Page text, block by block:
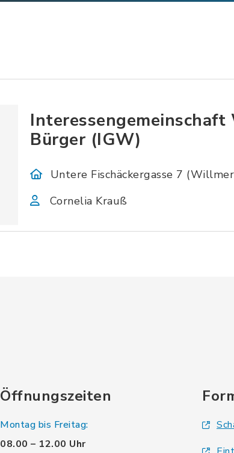
Bürger (IGW)
Untere Fischäckergasse 7
Cornelia Krauß
Öffnungszeiten
Montag bis Freitag:
08.00 – 12.00 Uhr